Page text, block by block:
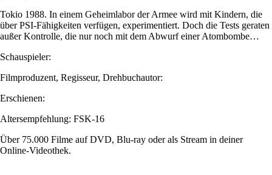
Tokio 1988. In einem Geheimlabor der Armee wird mit Kindern, die
über PSI-Fähigkeiten verfügen, experimentiert. Doch die Tests geraten
außer Kontrolle, die nur noch mit dem Abwurf einer Atombombe…
Schauspieler:
Filmproduzent, Regisseur, Drehbuchautor:
Erschienen:
Altersempfehlung: FSK-16
Über 75.000 Filme auf DVD, Blu-ray oder als Stream in deiner
Online-Videothek.